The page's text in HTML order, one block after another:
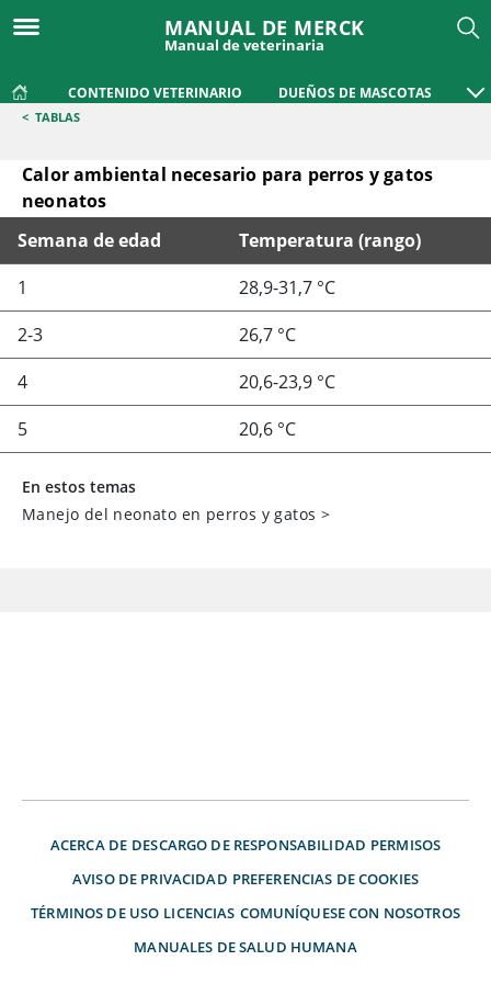
MANUAL DE MERCK
Manual de veterinaria
CONTENIDO VETERINARIO DUEÑOS DE MASCOTAS
< TABLAS
Calor ambiental necesario para perros y gatos
neonatos
Calor ambiental necesario para perros y gatos neonatos
Semana de edad
Temperatura (rango)
1
28,9-31,7 °C
2-3
26,7 °C
4
20,6-23,9 °C
5
20,6 °C
En estos temas
Manejo del neonato en perros y gatos >
ACERCA DE DESCARGO DE RESPONSABILIDAD PERMISOS
AVISO DE PRIVACIDAD PREFERENCIAS DE COOKIES
TÉRMINOS DE USO LICENCIAS COMUNÍQUESE CON NOSOTROS
MANUALES DE SALUD HUMANA